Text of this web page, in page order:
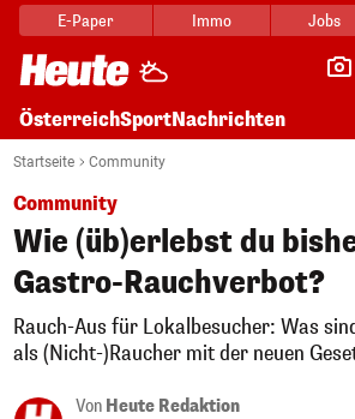
E-Paper Immo Jobs
ÖsterreichSportNachrichten
Startseite Community
Community
Wie (üb)erlebst du
Gastro-Rauchverbot?
Rauch-Aus für Lokalbesucher: Was
als (Nicht-)Raucher mit der neuen
Von Heute Redaktion